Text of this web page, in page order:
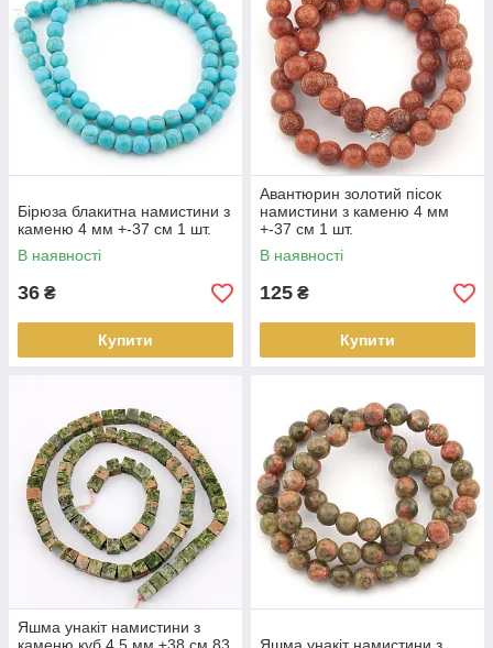
Бірюза блакитна намистини з
каменю 4 мм +-37 см 1 шт.
В наявності
36 ₴
Купити
Авантюрин золотий пісок
намистини з каменю 4 мм
+-37 см 1 шт.
В наявності
125 ₴
Купити
Яшма унакіт намистини з